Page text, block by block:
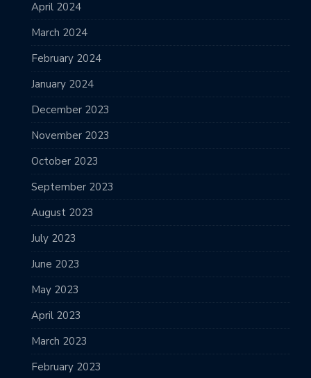
April 2024
March 2024
February 2024
January 2024
December 2023
November 2023
October 2023
September 2023
August 2023
July 2023
June 2023
May 2023
April 2023
March 2023
February 2023